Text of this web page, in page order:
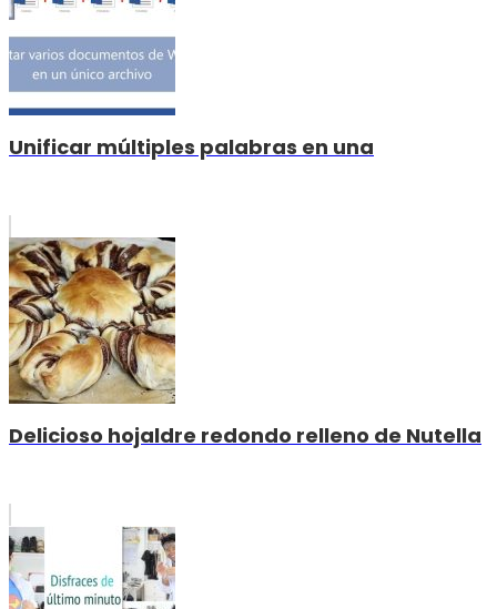
Unificar múltiples palabras en una
Delicioso hojaldre redondo relleno de Nutella